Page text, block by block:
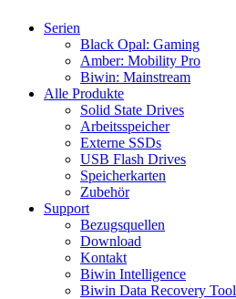
Serien
Black Opal: Gaming
Amber: Mobility Pro
Biwin: Mainstream
Alle Produkte
Solid State Drives
Arbeitsspeicher
Externe SSDs
USB Flash Drives
Speicherkarten
Zubehör
Support
Bezugsquellen
Download
Kontakt
Biwin Intelligence
Biwin Data Recovery Tool